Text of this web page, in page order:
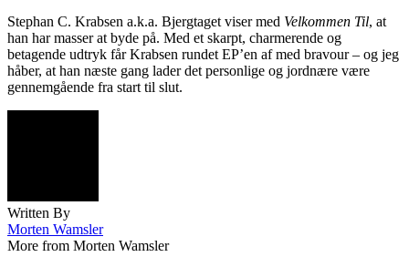
Stephan C. Krabsen a.k.a. Bjergtaget viser med Velkommen Til, at
han har masser at byde på. Med et skarpt, charmerende og
betagende udtryk får Krabsen rundet EP’en af med bravour – og jeg
håber, at han næste gang lader det personlige og jordnære være
gennemgående fra start til slut.
Written By
Morten Wamsler
More from Morten Wamsler